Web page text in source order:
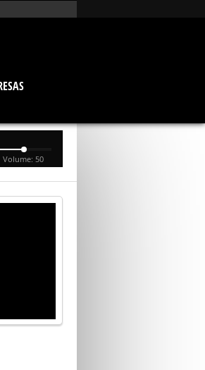
Volume: 50